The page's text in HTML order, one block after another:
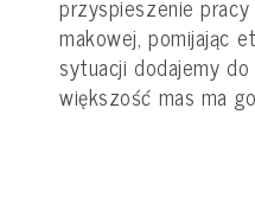
przyspieszenie
makowej, pomijając
sytuacji dodajemy
większość mas ma